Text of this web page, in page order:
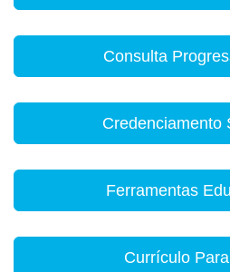
Consulta
Credenciamento
Ferramentas
Currículo